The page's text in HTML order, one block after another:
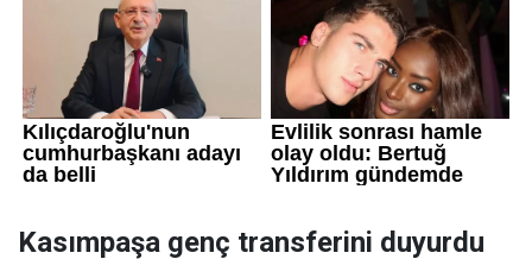
Kasımpaşa genç transferini duyurdu